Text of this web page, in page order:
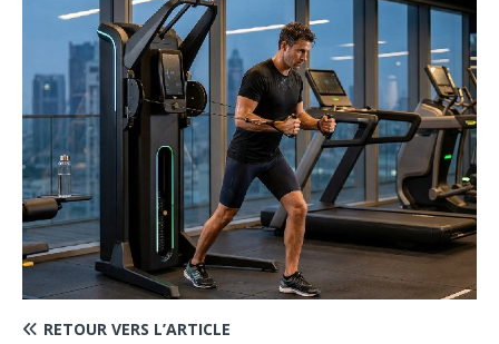
RETOUR VERS L’ARTICLE